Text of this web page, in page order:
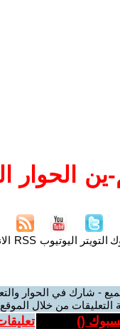
الحوار
التويتر اليوتيوب RSS
- شارك في الحوار
التعليقات من خلال
(
)